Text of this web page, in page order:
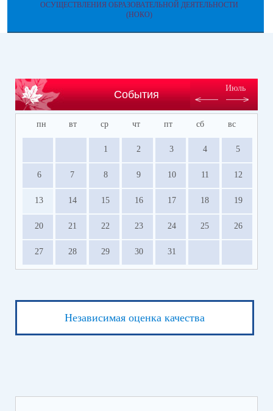
ОСУЩЕСТВЛЕНИЯ ОБРАЗОВАТЕЛЬНОЙ ДЕЯТЕЛЬНОСТИ
(НОКО)
События
Июль
пн вт ср чт пт сб вс
1 2 3 4 5
6 7 8 9 10 11 12
13 14 15 16 17 18 19
20 21 22 23 24 25 26
27 28 29 30 31
Независимая оценка качества